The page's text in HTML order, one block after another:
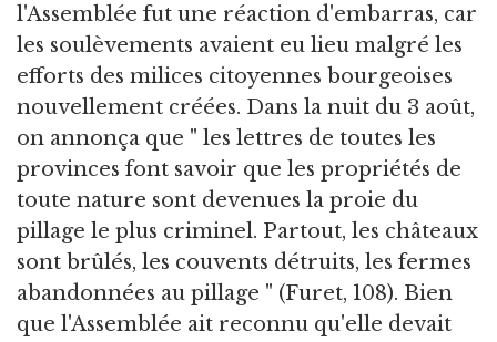
l'Assemblée fut une réaction d'embarras, car
les soulèvements avaient eu lieu malgré les
efforts des milices citoyennes bourgeoises
nouvellement créées. Dans la nuit du 3 août,
on annonça que " les lettres de toutes les
provinces font savoir que les propriétés de
toute nature sont devenues la proie du
pillage le plus criminel. Partout, les châteaux
sont brûlés, les couvents détruits, les fermes
abandonnées au pillage " (Furet, 108). Bien
que l'Assemblée ait reconnu qu'elle devait